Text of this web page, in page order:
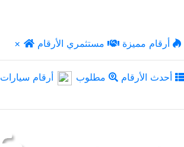
× أرقام مميزة مستثمري الأرقام
أحدث الأرقام مطلوب أرقام سيارات